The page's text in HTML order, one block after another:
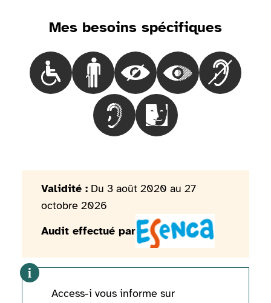
Mes besoins spécifiques
Choisir le besoinLes personnes en fauteuil roulant
Choisir le besoinLes personnes
Choisir le besoinLes
Choisir le besoinLes
Choisir le
Choisir le besoinLes personnes
Choisir le besoinLes
Validité : Du 3 août 2020 au 27
octobre 2026
Audit effectué par
Access-i vous informe sur